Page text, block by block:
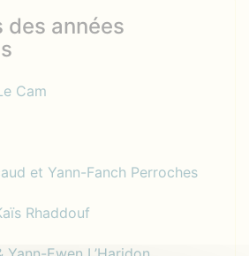
des années
Cam
et Yann-Fanch Perroches
Rhaddouf